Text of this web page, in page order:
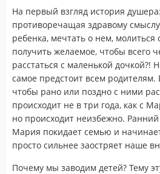
На первый взгляд история
противоречащая здравому
ребенка, мечтать о нем, молиться
получить желаемое, чтобы всего
расстаться с маленькой дочкой?!
самое предстоит всем
чтобы рано или поздно с ними
происходит не в три года, как с
но происходит неизбежно. Ранний
Мария покидает семью и
просто сильнее заостряет наше
Почему мы заводим детей? Тему